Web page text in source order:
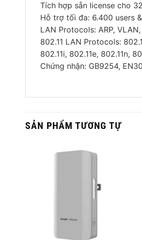
Tích hợp sẵn license cho
Hỗ trợ tối đa: 6.400 users
LAN Protocols: ARP,
802.11 LAN Protocols:
802.11i, 802.11e, 802.11n,
Chứng nhận: GB9254,
SẢN PHẨM TƯƠNG TỰ